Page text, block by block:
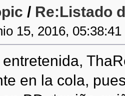
/ Re:Listado
15, 2016, 05:38:41
en la cola,